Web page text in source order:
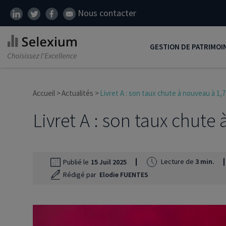
Nous contacter
GESTION DE
Réduire ses impôts
Préparer sa retraite
SCI
Accueil Actualités Livret A : son taux chute à nouveau à
Livret A : son taux chute
Publié le 15 Juil 2025 Lecture de 3 min.
Rédigé par Elodie FUENTES